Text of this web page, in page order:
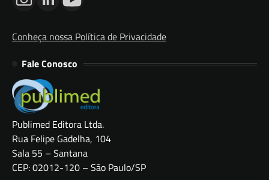
Conheça nossa Política de Privacidade
Fale Conosco
Publimed Editora Ltda.
Rua Felipe Gadelha, 104
Sala 55 – Santana
CEP: 02012-120 – São Paulo/SP